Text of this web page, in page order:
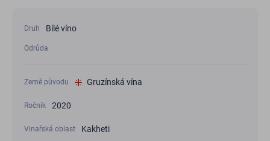
Druh Bílé víno
Odrůda
Země původu Gruzínská vína
Ročník 2020
Vinařská oblast Kakheti